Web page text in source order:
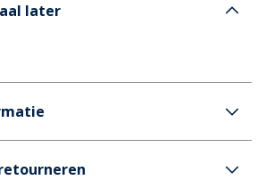
later